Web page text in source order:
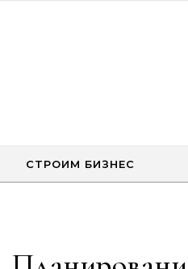
СТРОИМ БИЗНЕС